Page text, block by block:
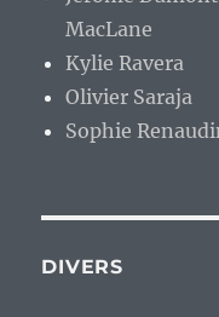
MacLane
Kylie Ravera
Olivier Saraja
Sophie
DIVERS